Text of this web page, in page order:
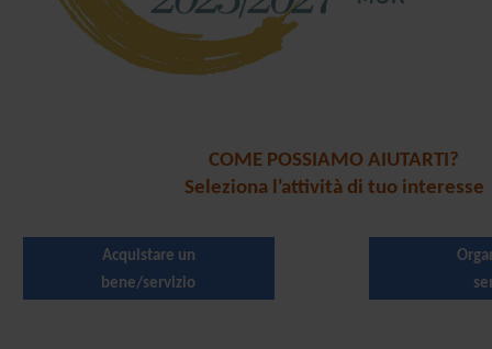
COME POSSIAMO AIUTARTI?
Seleziona l'attività di tuo interesse
Acquistare un
bene/servizio